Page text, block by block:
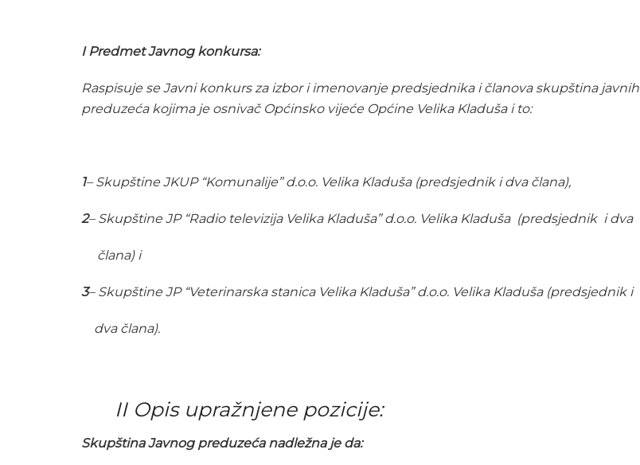
I Predmet Javnog konkursa:
Raspisuje se Javni konkurs za izbor i imenovanje predsjednika i članova skupština javnih
preduzeća kojima je osnivač Općinsko vijeće Općine Velika Kladuša i to:
1– Skupštine JKUP “Komunalije” d.o.o. Velika Kladuša (predsjednik i dva člana),
2– Skupštine JP “Radio televizija Velika Kladuša” d.o.o. Velika Kladuša (predsjednik i dva
člana) i
3– Skupštine JP “Veterinarska stanica Velika Kladuša” d.o.o. Velika Kladuša (predsjednik i
dva člana).
II Opis upražnjene pozicije:
Skupština Javnog preduzeća nadležna je da: